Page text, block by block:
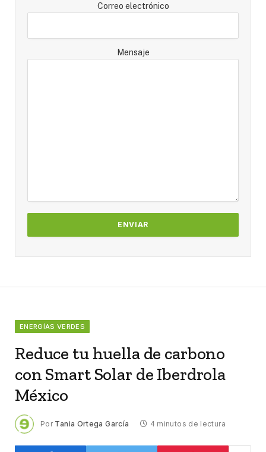
Correo electrónico
Mensaje
ENERGÍAS VERDES
Reduce tu huella de carbono
con Smart Solar de Iberdrola
México
Por Tania Ortega García 4 minutos de lectura